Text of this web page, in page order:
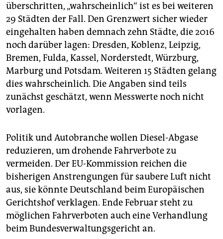
überschritten, „wahrscheinlich“ ist es bei weiteren
29 Städten der Fall. Den Grenzwert sicher wieder
eingehalten haben demnach zehn Städte, die 2016
noch darüber lagen: Dresden, Koblenz, Leipzig,
Bremen, Fulda, Kassel, Norderstedt, Würzburg,
Marburg und Potsdam. Weiteren 15 Städten gelang
dies wahrscheinlich. Die Angaben sind teils
zunächst geschätzt, wenn Messwerte noch nicht
vorlagen.
Politik und Autobranche wollen Diesel-Abgase
reduzieren, um drohende Fahrverbote zu
vermeiden. Der EU-Kommission reichen die
bisherigen Anstrengungen für saubere Luft nicht
aus, sie könnte Deutschland beim Europäischen
Gerichtshof verklagen. Ende Februar steht zu
möglichen Fahrverboten auch eine Verhandlung
beim Bundesverwaltungsgericht an.